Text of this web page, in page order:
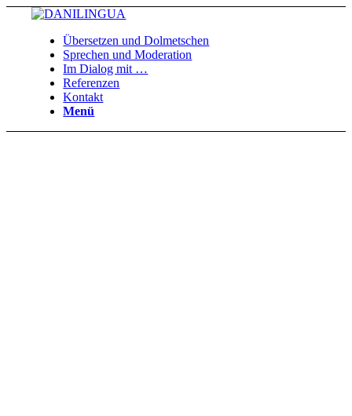
Übersetzen und Dolmetschen
Sprechen und Moderation
Im Dialog mit …
Referenzen
Kontakt
Menü